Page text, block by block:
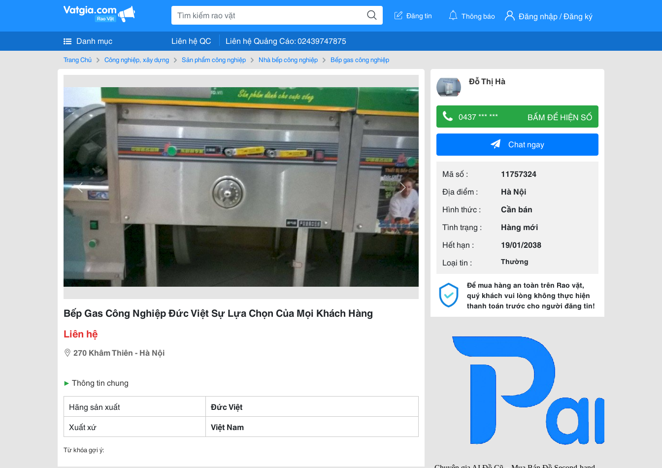
Đăng tin Thông báo Đăng nhập / Đăng ký
Danh mục Liên hệ QC Liên hệ Quảng Cáo: 02439747875
Trang Chủ Công nghiệp, xây dựng Sản phẩm công nghiệp Nhà bếp công nghiệp Bếp gas công nghiệp
Bếp Gas Công Nghiệp Đức Việt Sự Lựa Chọn Của Mọi Khách Hàng
Liên hệ
270 Khâm Thiên - Hà Nội
▶ Thông tin chung
Hãng sản xuất
Đức Việt
Xuất xứ
Việt Nam
Từ khóa gợi ý:
Đỗ Thị Hà
0437 *** *** BẤM ĐỂ HIỆN SỐ
Chat ngay
Mã số :
11757324
Địa điểm :
Hà Nội
Hình thức :
Cần bán
Tình trạng :
Hàng mới
Hết hạn :
19/01/2038
Loại tin :
Thường
Để mua hàng an toàn trên Rao vặt,
quý khách vui lòng không thực hiện
thanh toán trước cho người đăng tin!